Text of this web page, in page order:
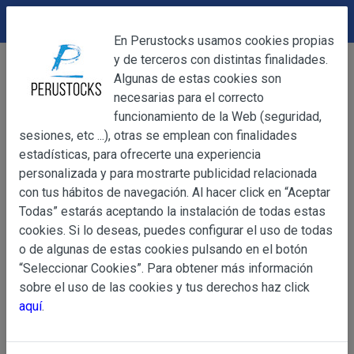
Bebidas
Refrescos en sobre
Fresco Solo Fresa 10g
OBJETO
Información
Básica
sobre
de Datos
OBJETO
Las presentes Condiciones Generales regulan la
web www.perustocks.es, del que es titular ALBERT
YACARINE (en adelante, PERUSTOCKS).
La adquisición de cualesquiera de los productos
DEVOLUCIONES
En Perustocks usamos cookies propias
y de terceros con distintas finalidades.
Algunas de estas cookies son
necesarias para el correcto
funcionamiento de la Web (seguridad,
sesiones, etc ...), otras se emplean con finalidades
estadísticas, para ofrecerte una experiencia
personalizada y para mostrarte publicidad relacionada
con tus hábitos de navegación. Al hacer click en “Aceptar
Todas” estarás aceptando la instalación de todas estas
cookies. Si lo deseas, puedes configurar el uso de todas
o de algunas de estas cookies pulsando en el botón
“Seleccionar Cookies”. Para obtener más información
sobre el uso de las cookies y tus derechos haz click
aquí.